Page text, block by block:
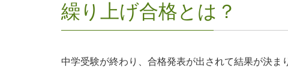
繰り上げ合格とは？
中学受験が終わり、合格発表が出されて結果が決ま